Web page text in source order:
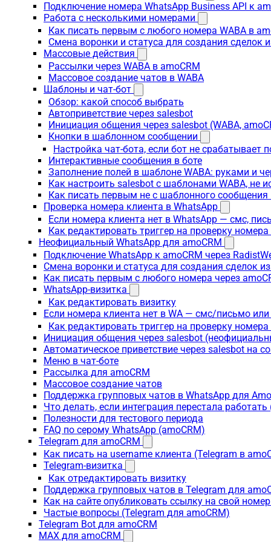
Подключение номера WhatsApp Business API к
Работа с несколькими номерами
Как писать первым с любого номера WABA в
Смена воронки и статуса для создания сделок
Массовые действия
Рассылки через WABA в amoCRM
Массовое создание чатов в WABA
Шаблоны и чат-бот
Обзор: какой способ выбрать
Автоприветствие через salesbot
Инициация общения через salesbot (WABA,
Кнопки в шаблонном сообщении
Настройка чат-бота, если бот не срабатывает
Интерактивные сообщения в боте
Заполнение полей в шаблоне WABA: руками и
Как настроить salesbot с шаблонами WABA, не
Как писать первым не с шаблонного сообщения
Проверка номера клиента в WhatsApp
Если номера клиента нет в WhatsApp — смс,
Как редактировать триггер на проверку номера
Неофициальный WhatsApp для amoCRM
Подключение WhatsApp к amoCRM через
Смена воронки и статуса для создания сделок
Как писать первым с любого номера через
WhatsApp-визитка
Как редактировать визитку
Если номера клиента нет в WA — смс/письмо
Как редактировать триггер на проверку
Инициация общения через salesbot
Автоматическое приветствие через salesbot на
Меню в чат-боте
Рассылка для amoCRM
Массовое создание чатов
Поддержка групповых чатов в WhatsApp для
Что делать, если интеграция перестала
Полезности для тестового периода
FAQ по серому WhatsApp (amoCRM)
Telegram для amoCRM
Как писать на username клиента (Telegram в
Telegram-визитка
Как отредактировать визитку
Поддержка групповых чатов в Telegram для
Как на сайте опубликовать ссылку на свой
Частые вопросы (Telegram для amoCRM)
Telegram Bot для amoCRM
MAX для amoCRM